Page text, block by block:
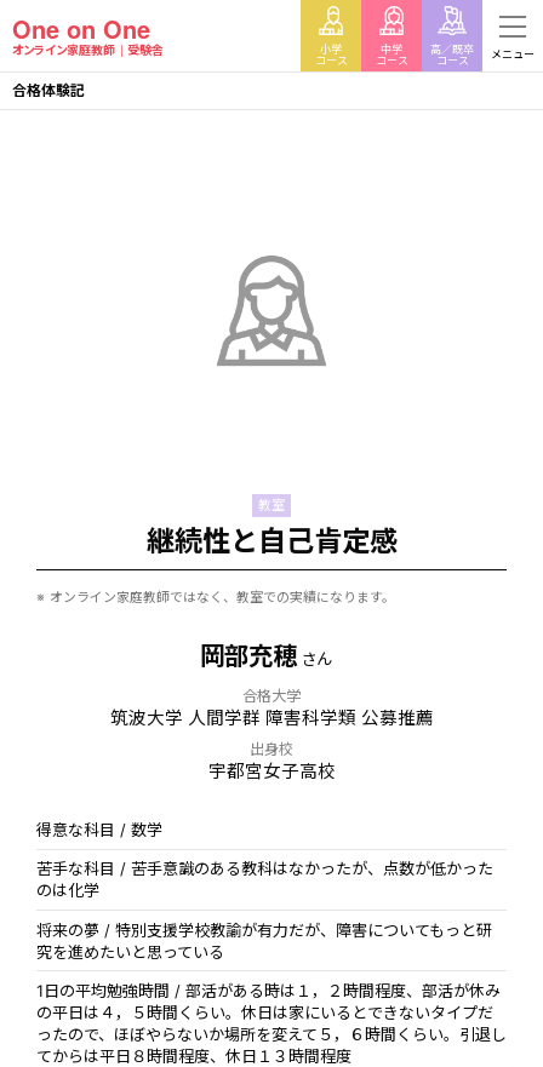
One on One
オンライン家庭教師 受験舎 メニュー
小学
コース
中学
コース
高／既卒
コース
合格体験記
教室
継続性と自己肯定感
オンライン家庭教師ではなく、教室での実績になります。
岡部充穂 さん
合格大学
筑波大学 人間学群 障害科学類 公募推薦
出身校
宇都宮女子高校
得意な科目 / 数学
苦手な科目 / 苦手意識のある教科はなかったが、点数が低かった
のは化学
将来の夢 / 特別支援学校教諭が有力だが、障害についてもっと研
究を進めたいと思っている
1日の平均勉強時間 / 部活がある時は１，２時間程度、部活が休み
の平日は４，５時間くらい。休日は家にいるとできないタイプだ
ったので、ほぼやらないか場所を変えて５，６時間くらい。引退し
てからは平日８時間程度、休日１３時間程度